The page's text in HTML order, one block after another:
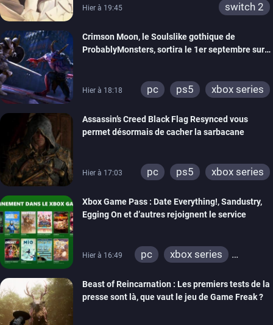
Hier à 19:45 switch 2
Crimson Moon, le Soulslike gothique de
ProbablyMonsters, sortira le 1er septembre sur
Hier à 18:18 pc ps5 xbox series
Assassin’s Creed Black Flag Resynced vous
permet désormais de cacher la sarbacane
Hier à 17:03 pc ps5 xbox series
Xbox Game Pass : Date Everything!, Sandustry,
Egging On et d’autres rejoignent le service
Hier à 16:49 pc
xbox series
Beast of Reincarnation : Les premiers tests de la
presse sont là, que vaut le jeu de Game Freak ?